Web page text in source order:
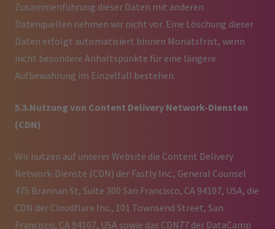
Zusammenführung dieser Daten mit anderen
Datenquellen nehmen wir nicht vor. Eine Löschung dieser
Daten erfolgt automatisiert binnen Monatsfrist, wenn
nicht besondere Anhaltspunkte für eine längere
Aufbewahrung im Einzelfall bestehen.
5.3.Nutzung von Content Delivery Network-Diensten
(CDN)
Wir nutzen auf unserer Website die Content Delivery
Network-Dienste (CDN) der Fastly Inc., General Counsel
475 Brannan St, Suite 300 San Francisco, CA 94107, USA, die
CDN der Cloudflare Inc., 101 Townsend Street, San
Francisco, CA 94107, USA sowie das CDN77 der DataCamp